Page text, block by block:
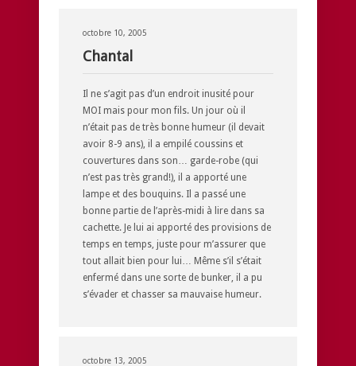
octobre 10, 2005
Chantal
Il ne s’agit pas d’un endroit inusité pour
MOI mais pour mon fils. Un jour où il
n’était pas de très bonne humeur (il devait
avoir 8-9 ans), il a empilé coussins et
couvertures dans son… garde-robe (qui
n’est pas très grand!), il a apporté une
lampe et des bouquins. Il a passé une
bonne partie de l’après-midi à lire dans sa
cachette. Je lui ai apporté des provisions de
temps en temps, juste pour m’assurer que
tout allait bien pour lui… Même s’il s’était
enfermé dans une sorte de bunker, il a pu
s’évader et chasser sa mauvaise humeur.
octobre 13, 2005